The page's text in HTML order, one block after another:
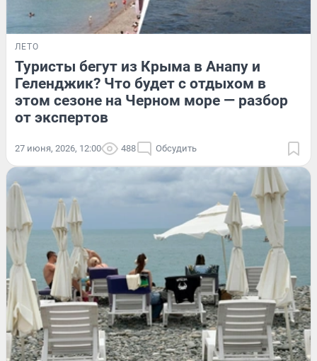
ЛЕТО
Туристы бегут из Крыма в Анапу и
Геленджик? Что будет с отдыхом в
этом сезоне на Черном море — разбор
от экспертов
27 июня, 2026, 12:00 488 Обсудить